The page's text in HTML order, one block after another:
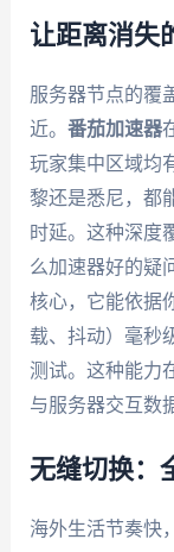
让距离消失
服务器节点的覆
近。 番茄加速器
玩家集中区域均
黎还是悉尼，都
时延。这种深度
么加速器好的疑
核心，它能依据
载、抖动）毫秒
测试。这种能力
与服务器交互数
无缝切换：
海外生活节奏快